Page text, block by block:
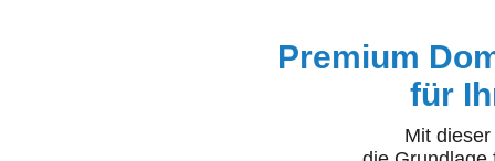
Premium
für
Mit